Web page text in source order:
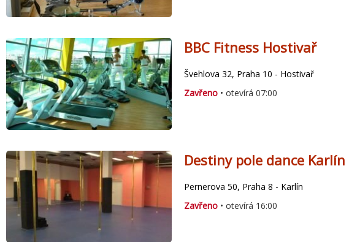
BBC Fitness Hostivař
Švehlova 32, Praha 10 - Hostivař
Zavřeno • otevírá 07:00
Destiny pole dance Karlín
Pernerova 50, Praha 8 - Karlín
Zavřeno • otevírá 16:00